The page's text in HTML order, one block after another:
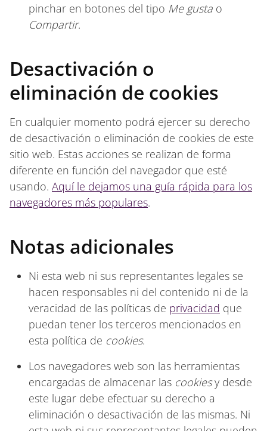
pinchar en botones del tipo Me gusta o
Compartir.
Desactivación o
eliminación de cookies
En cualquier momento podrá ejercer su derecho
de desactivación o eliminación de cookies de este
sitio web. Estas acciones se realizan de forma
diferente en función del navegador que esté
usando. Aquí le dejamos una guía rápida para los
navegadores más populares.
Notas adicionales
Ni esta web ni sus representantes legales se
hacen responsables ni del contenido ni de la
veracidad de las políticas de privacidad que
puedan tener los terceros mencionados en
esta política de cookies.
Los navegadores web son las herramientas
encargadas de almacenar las cookiesy desde
este lugar debe efectuar su derecho a
eliminación o desactivación de las mismas. Ni